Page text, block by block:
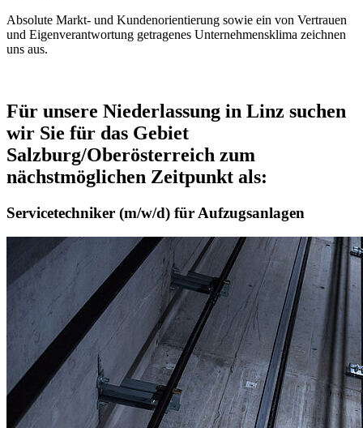
Absolute Markt- und Kundenorientierung sowie ein von Vertrauen
und Eigenverantwortung getragenes Unternehmensklima zeichnen
uns aus.
Für unsere Niederlassung in Linz suchen
wir Sie für das Gebiet
Salzburg/Oberösterreich zum
nächstmöglichen Zeitpunkt als:
Servicetechniker (m/w/d) für Aufzugsanlagen